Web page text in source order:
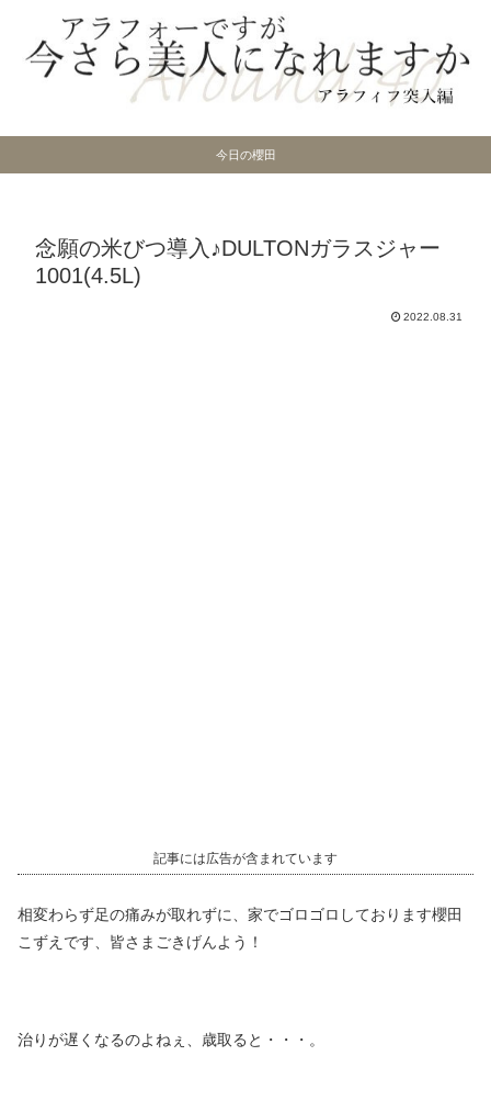
今日の櫻田
念願の米びつ導入♪DULTONガラスジャー
1001(4.5L)
2022.08.31
記事には広告が含まれています
相変わらず足の痛みが取れずに、家でゴロゴロしております櫻田
こずえです、皆さまごきげんよう！
治りが遅くなるのよねぇ、歳取ると・・・。